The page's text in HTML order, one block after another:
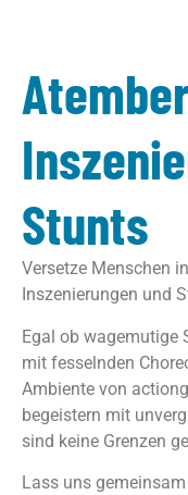
Stunts​
Versetze Menschen
Inszenierungen und
Egal ob wagemutige
mit fesselnden
Ambiente von
begeistern mit
sind keine Grenzen
Lass uns